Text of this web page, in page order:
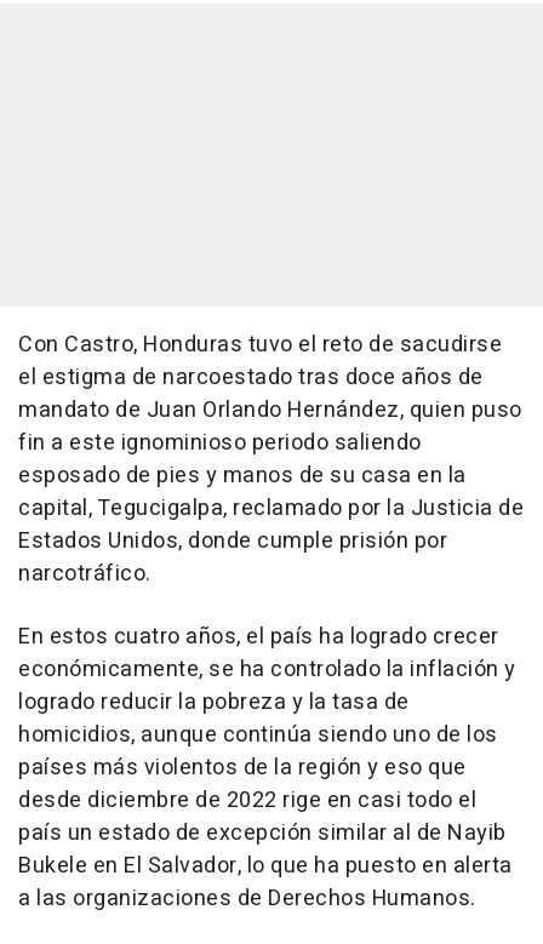
Con Castro, Honduras tuvo el reto de sacudirse
el estigma de narcoestado tras doce años de
mandato de Juan Orlando Hernández, quien puso
fin a este ignominioso periodo saliendo
esposado de pies y manos de su casa en la
capital, Tegucigalpa, reclamado por la Justicia de
Estados Unidos, donde cumple prisión por
narcotráfico.
En estos cuatro años, el país ha logrado crecer
económicamente, se ha controlado la inflación y
logrado reducir la pobreza y la tasa de
homicidios, aunque continúa siendo uno de los
países más violentos de la región y eso que
desde diciembre de 2022 rige en casi todo el
país un estado de excepción similar al de Nayib
Bukele en El Salvador, lo que ha puesto en alerta
a las organizaciones de Derechos Humanos.